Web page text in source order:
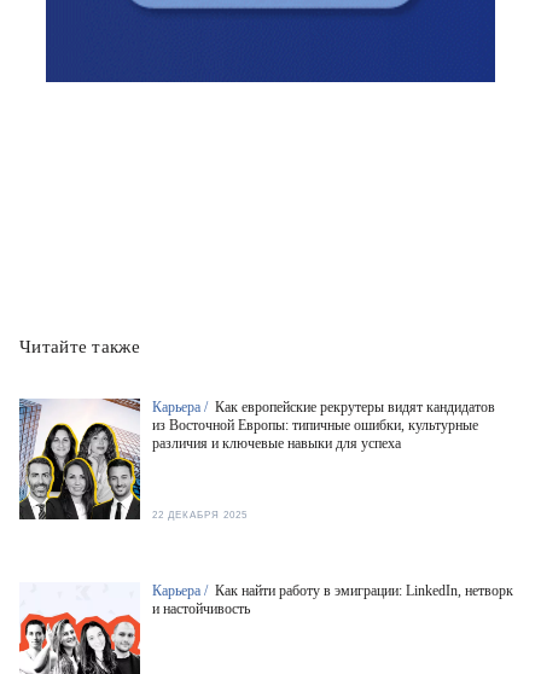
Читайте также
Карьера / Как европейские рекрутеры видят кандидатов
из Восточной Европы: типичные ошибки, культурные
различия и ключевые навыки для успеха
22 ДЕКАБРЯ 2025
Карьера / Как найти работу в эмиграции: LinkedIn, нетворк
и настойчивость